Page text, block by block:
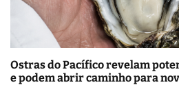
Ostras do Pacífico revelam
e podem abrir caminho para